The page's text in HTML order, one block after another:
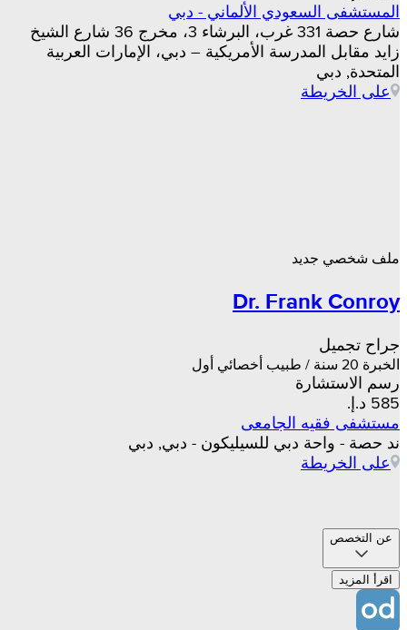
المستشفى السعودي الألماني - دبي
شارع حصة 331 غرب، البرشاء 3، مخرج 36 شارع الشيخ
زايد مقابل المدرسة الأمريكية – دبي، الإمارات العربية
المتحدة, دبي
على الخريطة
ملف شخصي جديد
Dr. Frank Conroy
جراح تجميل
الخبرة 20 سنة / طبيب أخصائي أول
رسم الاستشارة
مستشفى فقيه الجامعى
ند حصة - واحة دبي للسيليكون - دبي, دبي
على الخريطة
عن التخصص
اقرأ المزيد